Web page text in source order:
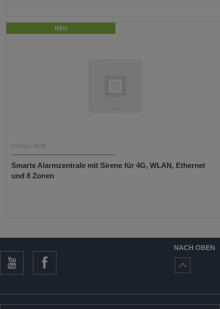
NEU
TYXAL+ HUB
Smarte Alarmzentrale mit Sirene für 4G, WLAN, Ethernet
und 8 Zonen
NACH OBEN